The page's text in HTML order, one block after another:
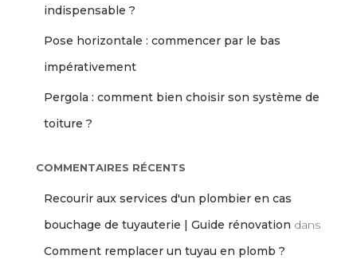
indispensable ?
Pose horizontale : commencer par le bas
impérativement
Pergola : comment bien choisir son système de
toiture ?
COMMENTAIRES RÉCENTS
Recourir aux services d'un plombier en cas
bouchage de tuyauterie | Guide rénovation dans
Comment remplacer un tuyau en plomb ?